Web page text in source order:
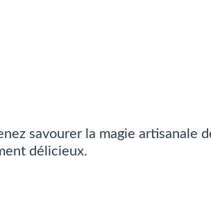
savourer la magie artisanale
délicieux.